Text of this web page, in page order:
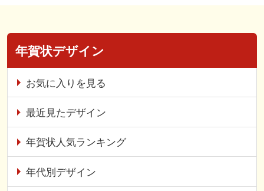
年賀状デザイン
お気に入りを見る
最近見たデザイン
年賀状人気ランキング
年代別デザイン